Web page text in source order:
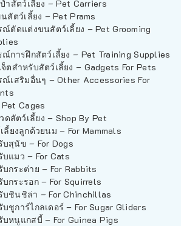
ป๋าสัตว์เลี้ยง – Pet Carriers
นสัตว์เลี้ยง – Pet Prams
ณ์ตัดแต่งขนสัตว์เลี้ยง – Pet Grooming
ณ์การฝึกสัตว์เลี้ยง – Pet Training Supplies
จ็ตสำหรับสัตว์เลี้ยง – Gadgets For Pets
ณ์เสริมอื่นๆ – Other Accessories For
Cages
ดสัตว์เลี้ยง – Shop By Pet
ลี้ยงลูกด้วยนม – For Mammals
บสุนัข – For Dogs
บแมว – For Cats
บกระต่าย – For Rabbits
บกระรอก – For Squirrels
บชินชิล่า – For Chinchillas
บชูการ์ไกลเดอร์ – For Sugar Gliders
บหนูแกสบี้ – For Guinea Pigs